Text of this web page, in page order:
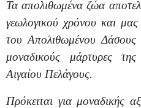
Τα απολιθωμένα ζώα
γεωλογικού χρόνου και
του Απολιθωμένου
μοναδικούς μάρτυρες
Αιγαίου Πελάγους.
Πρόκειται για μοναδικής